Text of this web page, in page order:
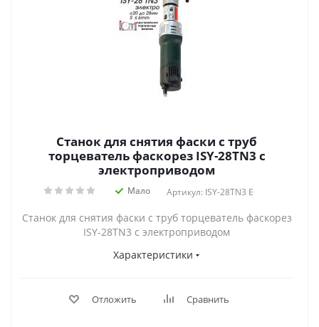
Станок для снятия фаски с труб
торцеватель фаскорез ISY-28TN3 с
электроприводом
Мало Артикул: ISY-28TN3 E
Станок для снятия фаски с труб торцеватель фаскорез
ISY-28TN3 с электроприводом
Характеристики
Отложить Сравнить